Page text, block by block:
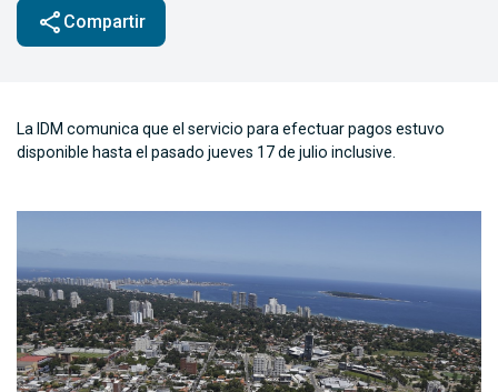
share Compartir
La IDM comunica que el servicio para efectuar pagos estuvo
disponible hasta el pasado jueves 17 de julio inclusive.